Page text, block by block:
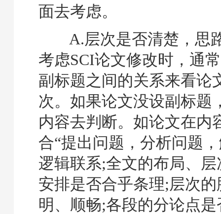
面去考虑。
A.层次是否清楚，思
考虑SCI论文修改时，通
副标题之间的关系来看论
次。如果论文没设副标题
内容去判断。如论文在内
合“提出问题，分析问题
逻辑联系;全文的布局、
安排是否合乎条理;层次
明、顺畅;各段的分论点